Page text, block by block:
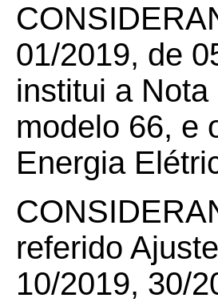
01/2019, de
institui a
modelo 66, e
Energia
referido
10/2019, 30/